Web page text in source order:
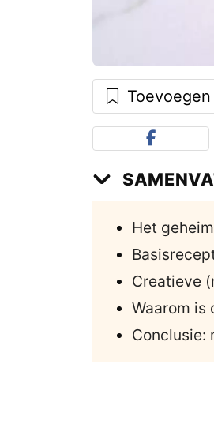
Het
Creatieve
Waarom is
Conclusie: